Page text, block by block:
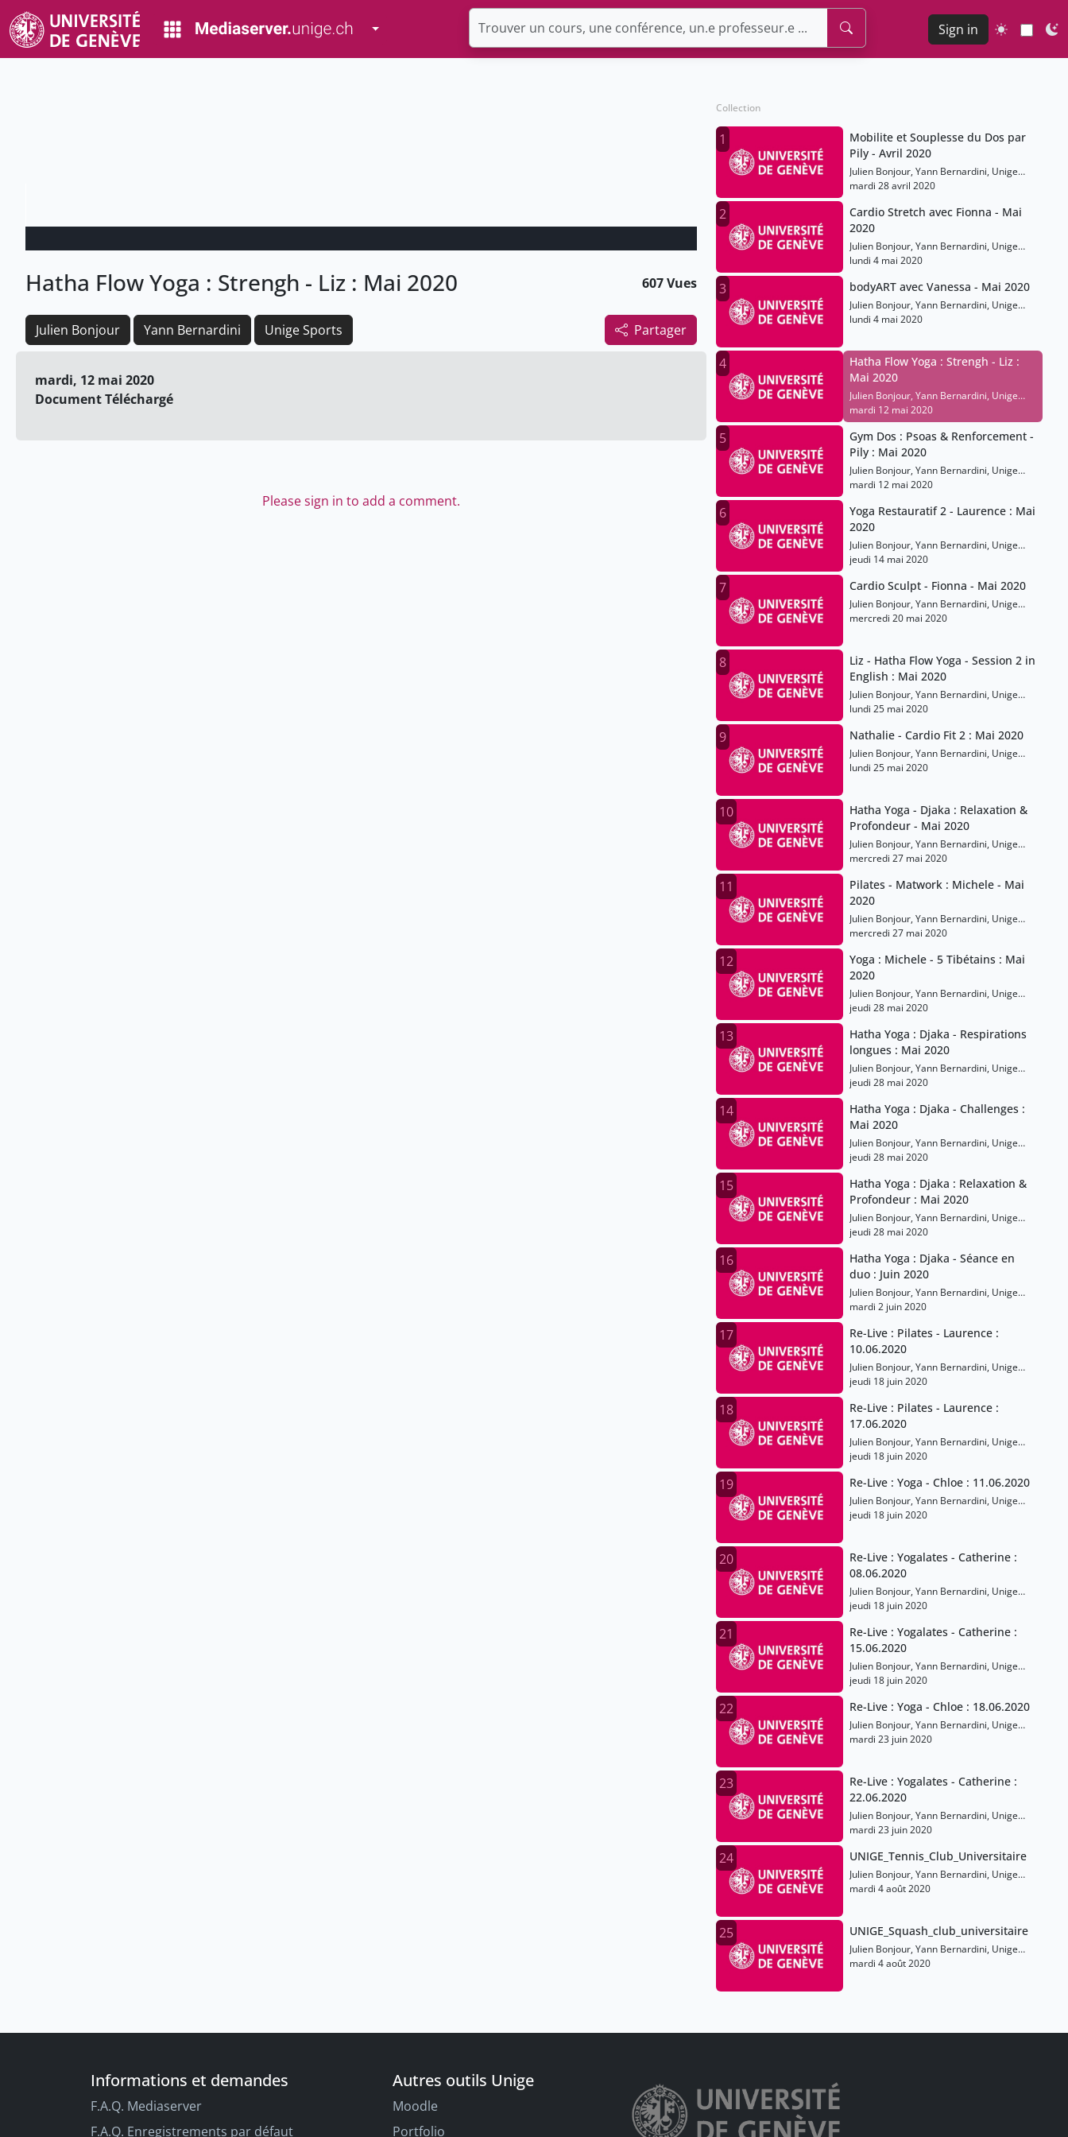
Toggle Dropdown Sign in
Hatha Flow Yoga : Strengh - Liz : Mai 2020 607 Vues
Partager
Julien Bonjour Yann Bernardini Unige Sports
mardi, 12 mai 2020
Document Téléchargé
Please sign in to add a comment.
Collection
1
Mobilite et Souplesse du Dos par
Pily - Avril 2020
Julien Bonjour, Yann Bernardini, Unige
Sports
mardi 28 avril 2020
2
Cardio Stretch avec Fionna - Mai
2020
Julien Bonjour, Yann Bernardini, Unige
Sports
lundi 4 mai 2020
3 bodyART avec Vanessa - Mai 2020
Julien Bonjour, Yann Bernardini, Unige
Sports
lundi 4 mai 2020
4
Hatha Flow Yoga : Strengh - Liz :
Mai 2020
Julien Bonjour, Yann Bernardini, Unige
Sports
mardi 12 mai 2020
5
Gym Dos : Psoas & Renforcement -
Pily : Mai 2020
Julien Bonjour, Yann Bernardini, Unige
Sports
mardi 12 mai 2020
6
Yoga Restauratif 2 - Laurence : Mai
2020
Julien Bonjour, Yann Bernardini, Unige
Sports
jeudi 14 mai 2020
7 Cardio Sculpt - Fionna - Mai 2020
Julien Bonjour, Yann Bernardini, Unige
Sports
mercredi 20 mai 2020
8
Liz - Hatha Flow Yoga - Session 2 in
English : Mai 2020
Julien Bonjour, Yann Bernardini, Unige
Sports
lundi 25 mai 2020
9 Nathalie - Cardio Fit 2 : Mai 2020
Julien Bonjour, Yann Bernardini, Unige
Sports
lundi 25 mai 2020
10
Hatha Yoga - Djaka : Relaxation &
Profondeur - Mai 2020
Julien Bonjour, Yann Bernardini, Unige
Sports
mercredi 27 mai 2020
11
Pilates - Matwork : Michele - Mai
2020
Julien Bonjour, Yann Bernardini, Unige
Sports
mercredi 27 mai 2020
12
Yoga : Michele - 5 Tibétains : Mai
2020
Julien Bonjour, Yann Bernardini, Unige
Sports
jeudi 28 mai 2020
13
Hatha Yoga : Djaka - Respirations
longues : Mai 2020
Julien Bonjour, Yann Bernardini, Unige
Sports
jeudi 28 mai 2020
14
Hatha Yoga : Djaka - Challenges :
Mai 2020
Julien Bonjour, Yann Bernardini, Unige
Sports
jeudi 28 mai 2020
15
Hatha Yoga : Djaka : Relaxation &
Profondeur : Mai 2020
Julien Bonjour, Yann Bernardini, Unige
Sports
jeudi 28 mai 2020
16
Hatha Yoga : Djaka - Séance en
duo : Juin 2020
Julien Bonjour, Yann Bernardini, Unige
Sports
mardi 2 juin 2020
17
Re-Live : Pilates - Laurence :
10.06.2020
Julien Bonjour, Yann Bernardini, Unige
Sports
jeudi 18 juin 2020
18
Re-Live : Pilates - Laurence :
17.06.2020
Julien Bonjour, Yann Bernardini, Unige
Sports
jeudi 18 juin 2020
19 Re-Live : Yoga - Chloe : 11.06.2020
Julien Bonjour, Yann Bernardini, Unige
Sports
jeudi 18 juin 2020
20
Re-Live : Yogalates - Catherine :
08.06.2020
Julien Bonjour, Yann Bernardini, Unige
Sports
jeudi 18 juin 2020
21
Re-Live : Yogalates - Catherine :
15.06.2020
Julien Bonjour, Yann Bernardini, Unige
Sports
jeudi 18 juin 2020
22 Re-Live : Yoga - Chloe : 18.06.2020
Julien Bonjour, Yann Bernardini, Unige
Sports
mardi 23 juin 2020
23
Re-Live : Yogalates - Catherine :
22.06.2020
Julien Bonjour, Yann Bernardini, Unige
Sports
mardi 23 juin 2020
24 UNIGE_Tennis_Club_Universitaire
Julien Bonjour, Yann Bernardini, Unige
Sports
mardi 4 août 2020
25 UNIGE_Squash_club_universitaire
Julien Bonjour, Yann Bernardini, Unige
Sports
mardi 4 août 2020
Informations et demandes
F.A.Q. Mediaserver
F.A.Q. Enregistrements par défaut
Autres outils Unige
Moodle
Portfolio